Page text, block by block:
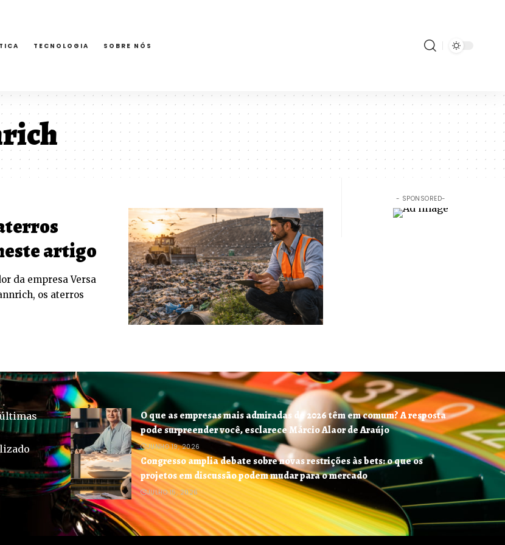
TECNOLOGIA SOBRE NÓS
artigo
da empresa Versa
os aterros
- SPONSORED-
O que as empresas mais admiradas de 2026 têm em comum? A resposta
pode surpreender você, esclarece Márcio Alaor de Araújo
JUNHO 19, 2026
Congresso amplia debate sobre novas restrições às bets: o que os
projetos em discussão podem mudar para o mercado
JULHO 15, 2026